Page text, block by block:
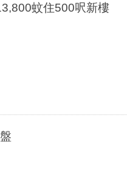
蚊住500呎新樓